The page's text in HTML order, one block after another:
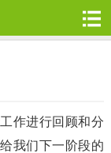
作进行回顾和分
我们下一阶段的